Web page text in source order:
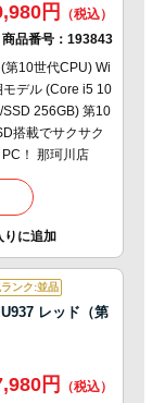
円
商品番号： 193843
第10世代CPU) Wi
デル (Core i5 10
256GB) 第10
搭載でサクサク
！ 那珂川店
ンク:並品
レッド（第
円